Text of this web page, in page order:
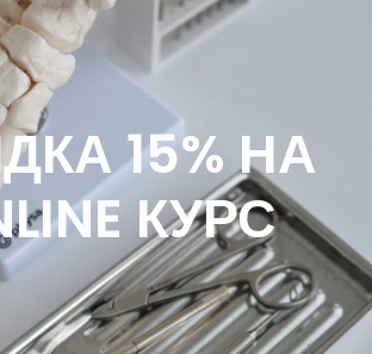
15% НА
КУРС